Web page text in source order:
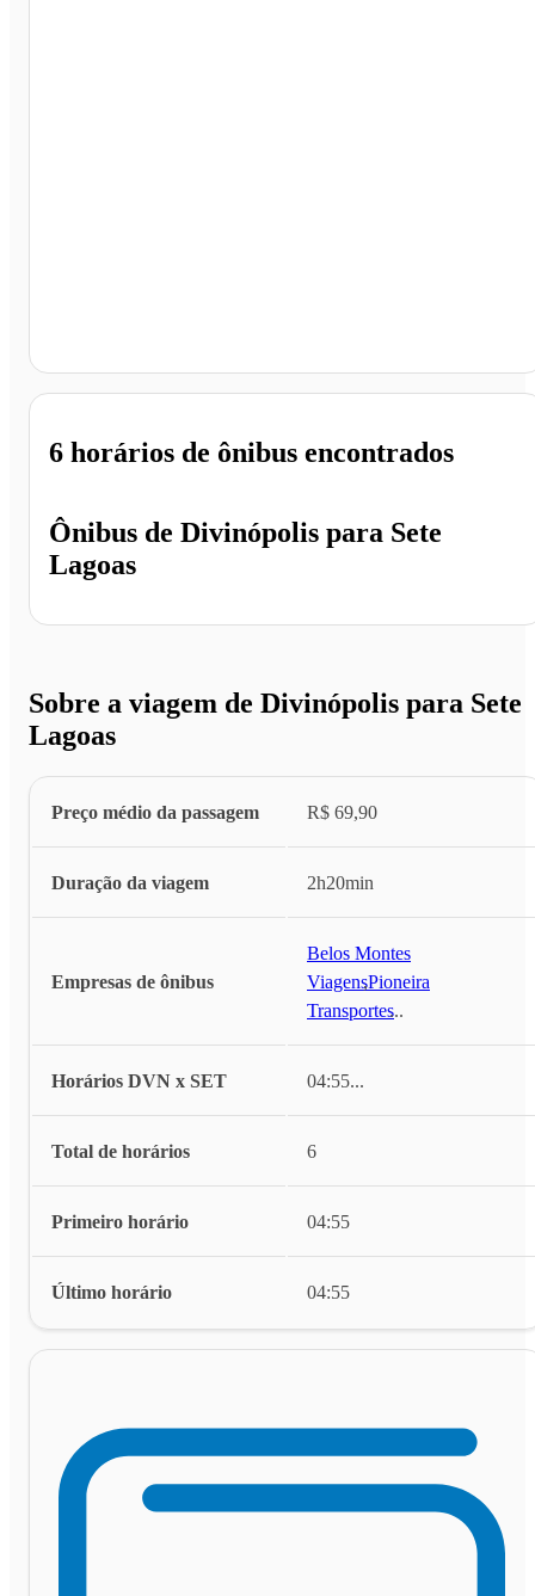
Ônibus de Divinópolis para Sete
Lagoas
6 horários de ônibus encontrados
Sobre a viagem de Divinópolis para Sete
Lagoas
Preço médio da passagem R$ 69,90
Duração da viagem 2h20min
Empresas de ônibus
Belos Montes
Viagens,Pioneira
Transportes...
Horários DVN x SET 04:55...
Total de horários 6
Primeiro horário 04:55
Último horário 04:55